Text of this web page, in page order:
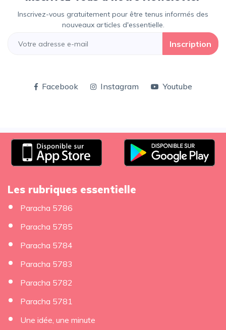
Inscrivez-vous gratuitement pour être tenus informés des
nouveaux articles d'essentielle.
Inscription
Facebook Instagram Youtube
Les rubriques essentielle
Paracha 5786
Paracha 5785
Paracha 5784
Paracha 5783
Paracha 5782
Paracha 5781
Une idée, une minute